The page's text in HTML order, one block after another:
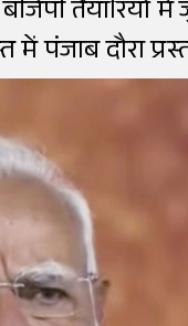
तैयारियों में
दौरा